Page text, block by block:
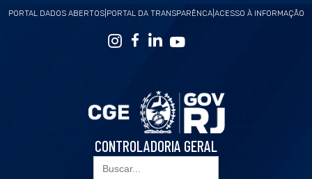
PORTAL DADOS ABERTOS| PORTAL DA TRANSPARÊNCA| ACESSO À INFORMAÇÃO
CONTROLADORIA GERAL
Search
for: